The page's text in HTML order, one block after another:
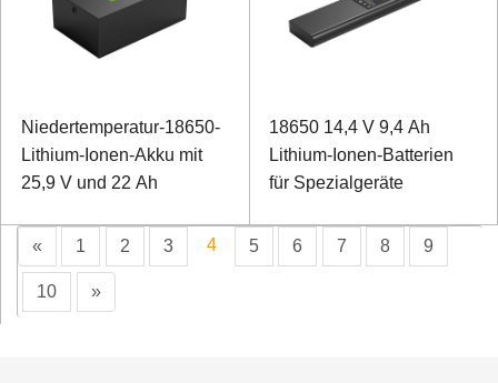
Niedertemperatur-18650-
Lithium-Ionen-Akku mit
25,9 V und 22 Ah
18650 14,4 V 9,4 Ah
Lithium-Ionen-Batterien
für Spezialgeräte
« 1 2 3 4 5 6 7 8 9
10 »